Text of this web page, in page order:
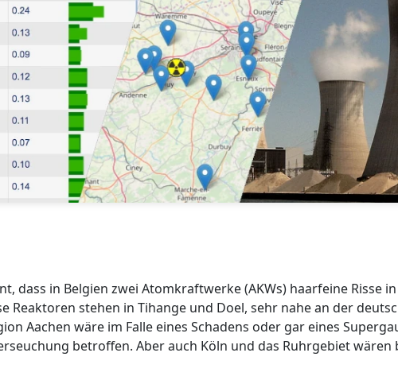
dass in Belgien zwei Atomkraftwerke (AKWs) haarfeine Risse
Reaktoren stehen in Tihange und Doel, sehr nahe an der
Aachen wäre im Falle eines Schadens oder gar eines
betroffen. Aber auch Köln und das Ruhrgebiet wären